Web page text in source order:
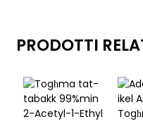
PRODOTTI